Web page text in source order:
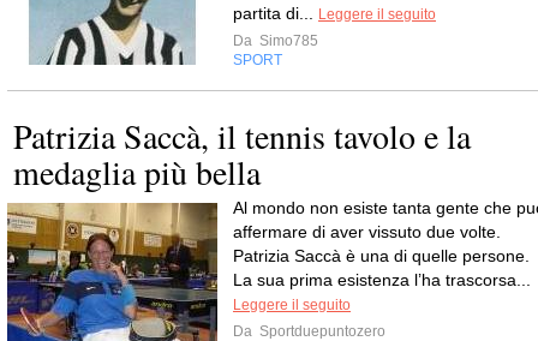
partita di...
Leggere il seguito
Da Simo785
SPORT
Patrizia Saccà, il tennis tavolo e la
medaglia più bella
Al mondo non esiste tanta gente che
affermare di aver vissuto due volte.
Patrizia Saccà è una di quelle persone.
La sua prima esistenza l’ha trascorsa...
Leggere il seguito
Da Sportduepuntozero